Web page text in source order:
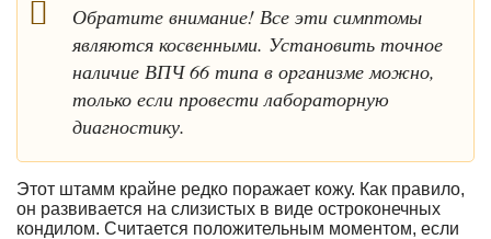
Обратите внимание! Все эти симптомы
являются косвенными. Установить точное
наличие ВПЧ 66 типа в организме можно,
только если провести лабораторную
диагностику.
Этот штамм крайне редко поражает кожу. Как правило,
он развивается на слизистых в виде остроконечных
кондилом. Считается положительным моментом, если